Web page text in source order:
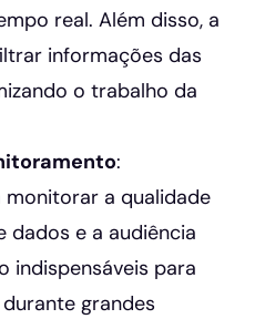
real. Além disso, a
informações das
o trabalho da
:
monitorar a qualidade
dados e a audiência
indispensáveis para
grandes